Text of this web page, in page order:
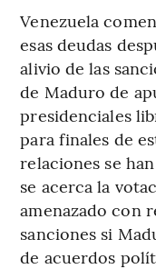
Venezuela
esas deudas
alivio de las
de Maduro de
presidenciales
para finales de
relaciones se
se acerca la
amenazado con
sanciones si
de acuerdos